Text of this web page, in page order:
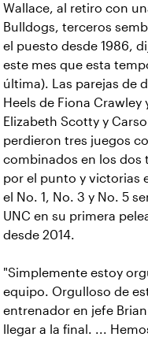
Wallace, al retiro con
Bulldogs, terceros
el puesto desde 1986,
este mes que esta
última). Las parejas de
Heels de Fiona Crawley
Elizabeth Scotty y
perdieron tres juegos
combinados en los dos
por el punto y victorias
el No. 1, No. 3 y No. 5
UNC en su primera
desde 2014.
"Simplemente estoy
equipo. Orgulloso de
entrenador en jefe Brian
llegar a la final. ...